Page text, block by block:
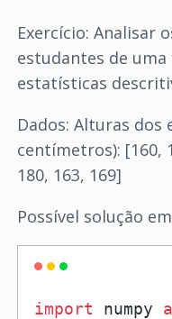
Exercício: Analisar
estudantes de
estatísticas
Dados: Alturas dos
centímetros): [160,
180, 163, 169]
Possível solução
import numpy